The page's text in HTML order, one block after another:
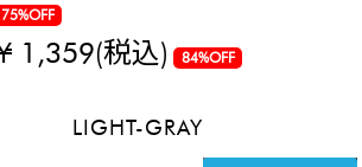
75%OFF
1,359(税込) 84%OFF
LIGHT-GRAY